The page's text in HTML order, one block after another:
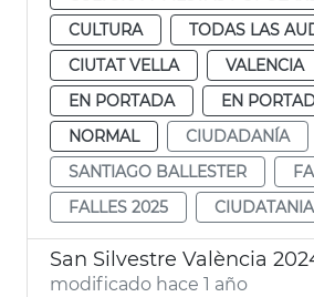
CULTURA
TODAS LAS
CIUTAT VELLA
VALENCIA
EN PORTADA
EN
NORMAL
CIUDADANÍA
SANTIAGO BALLESTER
FALLES 2025
CIUDATANIA
San Silvestre València
modificado hace 1 año